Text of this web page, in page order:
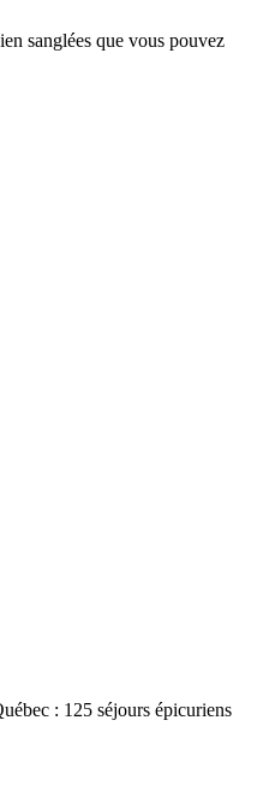
sanglées que vous pouvez
: 125 séjours épicuriens